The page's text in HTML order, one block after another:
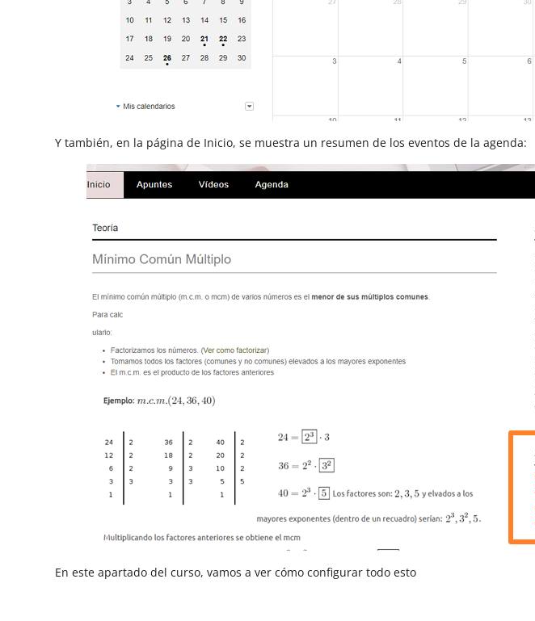
Y también, en la página de Inicio, se muestra un resumen de los eventos de la agenda:
En este apartado del curso, vamos a ver cómo configurar todo esto